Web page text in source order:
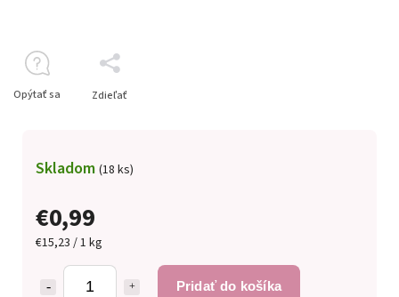
€0,99
€15,23 / 1 kg
Pridať do košíka
Skladom (18 ks)
Opýtať sa Zdieľať